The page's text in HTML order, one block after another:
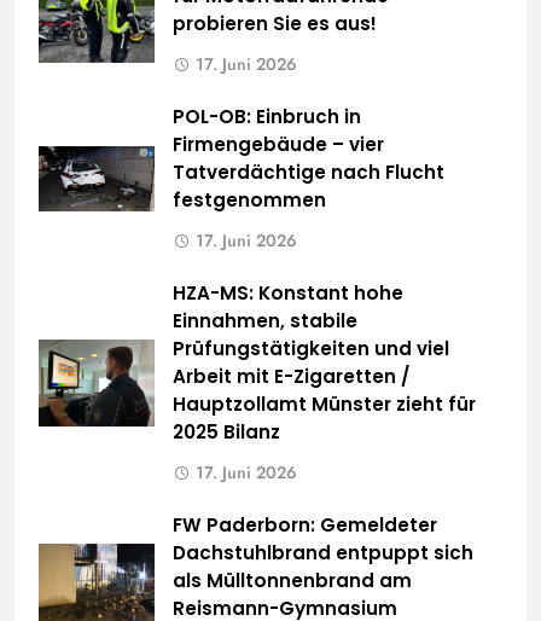
probieren Sie es aus!
17. Juni 2026
POL-OB: Einbruch in
Firmengebäude – vier
Tatverdächtige nach Flucht
festgenommen
17. Juni 2026
HZA-MS: Konstant hohe
Einnahmen, stabile
Prüfungstätigkeiten und viel
Arbeit mit E-Zigaretten /
Hauptzollamt Münster zieht für
2025 Bilanz
17. Juni 2026
FW Paderborn: Gemeldeter
Dachstuhlbrand entpuppt sich
als Mülltonnenbrand am
Reismann-Gymnasium